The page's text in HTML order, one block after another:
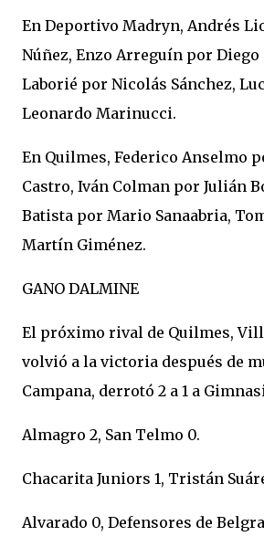
En Deportivo Madryn, Andrés
Núñez, Enzo Arreguín por Diego
Laborié por Nicolás Sánchez,
Leonardo Marinucci.
En Quilmes, Federico Anselmo
Castro, Iván Colman por Julián
Batista por Mario Sanaabria,
Martín Giménez.
GANO DALMINE
El próximo rival de Quilmes,
volvió a la victoria después de
Campana, derrotó 2 a 1 a
Almagro 2, San Telmo 0.
Chacarita Juniors 1, Tristán
Alvarado 0, Defensores de